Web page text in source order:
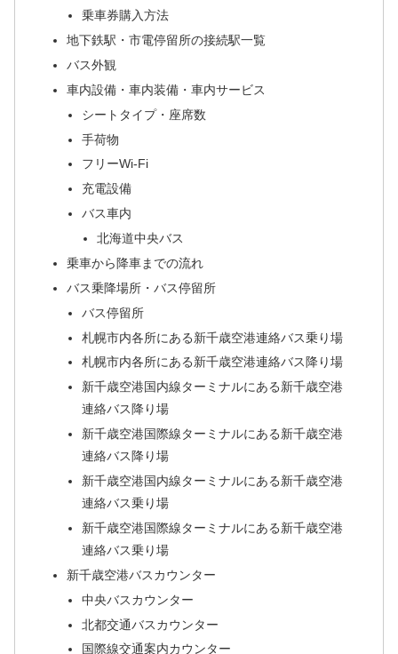
乗車券購入方法
地下鉄駅・市電停留所の接続駅一覧
バス外観
車内設備・車内装備・車内サービス
シートタイプ・座席数
手荷物
フリーWi-Fi
充電設備
バス車内
北海道中央バス
乗車から降車までの流れ
バス乗降場所・バス停留所
バス停留所
札幌市内各所にある新千歳空港連絡バス乗り場
札幌市内各所にある新千歳空港連絡バス降り場
新千歳空港国内線ターミナルにある新千歳空港
連絡バス降り場
新千歳空港国際線ターミナルにある新千歳空港
連絡バス降り場
新千歳空港国内線ターミナルにある新千歳空港
連絡バス乗り場
新千歳空港国際線ターミナルにある新千歳空港
連絡バス乗り場
新千歳空港バスカウンター
中央バスカウンター
北都交通バスカウンター
国際線交通案内カウンター